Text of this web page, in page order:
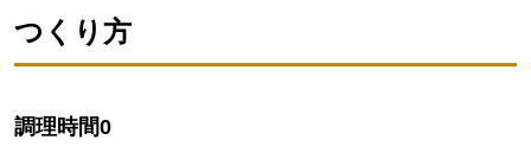
つくり方
調理時間0